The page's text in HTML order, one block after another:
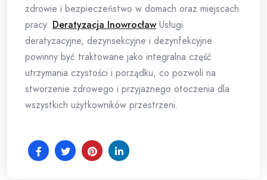
zdrowie i bezpieczeństwo w domach oraz miejscach
pracy. Deratyzacja InowrocławUsługi
deratyzacyjne, dezynsekcyjne i dezynfekcyjne
powinny być traktowane jako integralna część
utrzymania czystości i porządku, co pozwoli na
stworzenie zdrowego i przyjaznego otoczenia dla
wszystkich użytkowników przestrzeni.